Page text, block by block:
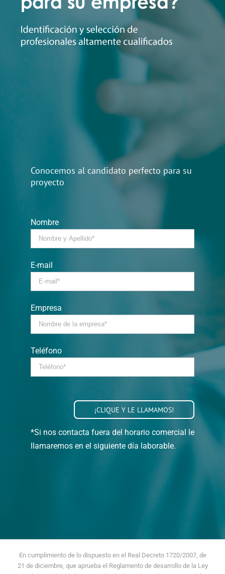
Conocemos al candidato perfecto para su
proyecto
Nombre
E-mail
Empresa
Teléfono
*Si nos contacta fuera del horario comercial le
llamaremos en el siguiente día laborable.
En cumplimiento de lo dispuesto en el Real Decreto 1720/2007, de
21 de diciembre, que aprueba el Reglamento de desarrollo de la Ley